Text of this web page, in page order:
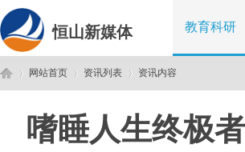
恒山新媒体 教育科研
网站首页
›
资讯列表
›
资讯内容
嗜睡人生终极